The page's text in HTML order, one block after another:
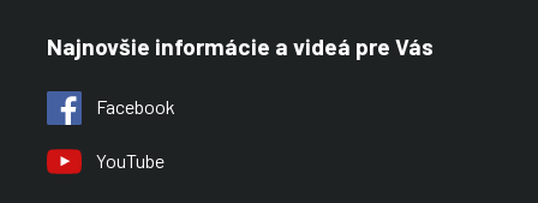
Najnovšie informácie a videá pre Vás
Facebook
YouTube